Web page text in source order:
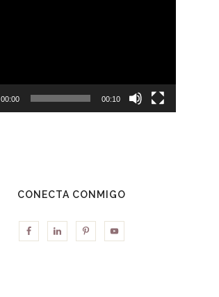
00:00 00:10
CONECTA CONMIGO